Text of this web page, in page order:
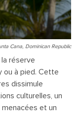
Cana, Dominican Republic
réserve
ou à pied. Cette
dissimule
culturelles, un
et un